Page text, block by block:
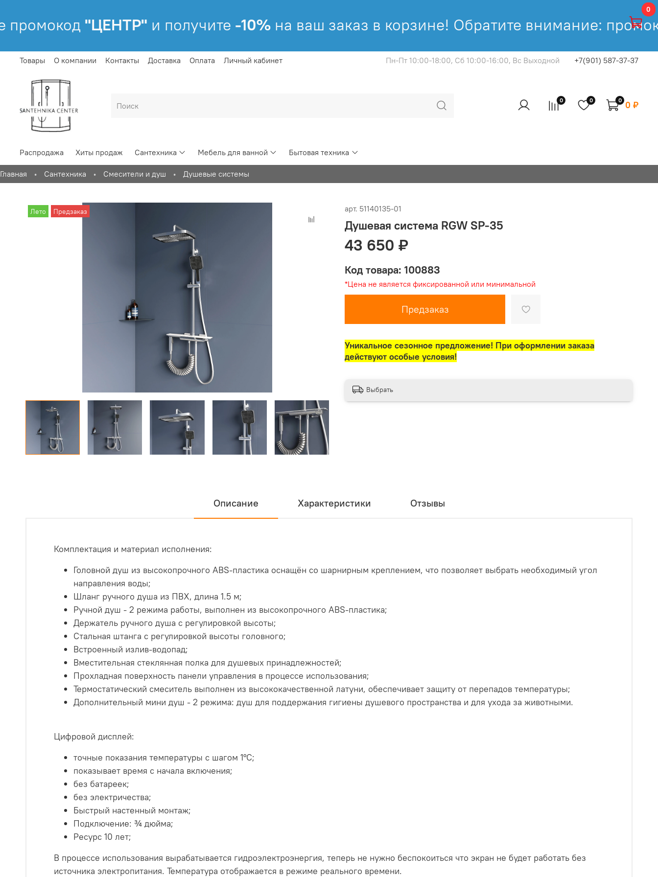
"ЦЕНТР"и получите-10%на ваш заказ в корзине! Обратите внимание:
Товары О компании Контакты Доставка Оплата Личный кабинет Пн-Пт 10:00-18:00, Cб 10:00-16:00, Вс Выходной +7(901) 587-37-37
0 0 0 0 ₽
Распродажа Хиты продаж Сантехника Мебель для ванной Бытовая техника
Главная Сантехника Смесители и душ Душевые системы
Лето Предзаказ арт. 51140135-01
Душевая система RGW SP-35
43 650 ₽
Код товара: 100883
*Цена не является фиксированной или минимальной
Предзаказ
Уникальное сезонное предложение! При оформлении заказа
действуют особые условия!
Выбрать
Описание Характеристики Отзывы
Комплектация и материал исполнения:
Головной душ из высокопрочного ABS-пластика оснащён со шарнирным креплением, что позволяет выбрать необходимый угол
направления воды;
Шланг ручного душа из ПВХ, длина 1.5 м;
Ручной душ - 2 режима работы, выполнен из высокопрочного ABS-пластика;
Держатель ручного душа с регулировкой высоты;
Стальная штанга с регулировкой высоты головного;
Встроенный излив-водопад;
Вместительная стеклянная полка для душевых принадлежностей;
Прохладная поверхность панели управления в процессе использования;
Термостатический смеситель выполнен из высококачественной латуни, обеспечивает защиту от перепадов температуры;
Дополнительный мини душ - 2 режима: душ для поддержания гигиены душевого пространства и для ухода за животными.
Цифровой дисплей:
точные показания температуры с шагом 1°C;
показывает время с начала включения;
без батареек;
без электричества;
Быстрый настенный монтаж;
Подключение: ¾ дюйма;
Ресурс 10 лет;
В процессе использования вырабатывается гидроэлектроэнергия, теперь не нужно беспокоиться что экран не будет работать без
источника электропитания. Температура отображается в режиме реального времени.
0